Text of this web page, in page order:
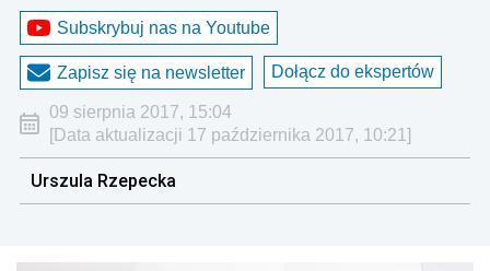
Subskrybuj nas na Youtube
Zapisz się na newsletter Dołącz do ekspertów
09 sierpnia 2017, 15:04
[Data aktualizacji 17 października 2017, 10:21]
Urszula Rzepecka